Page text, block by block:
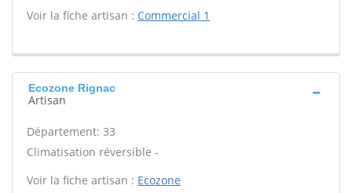
Voir la fiche artisan : Commercial 1
Ecozone Rignac
Artisan
Département: 33
Climatisation réversible -
Voir la fiche artisan : Ecozone